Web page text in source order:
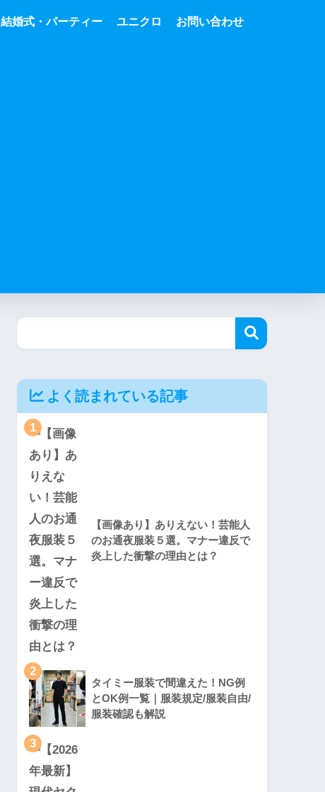
結婚式・パーティー ユニクロ お問い合わせ
よく読まれている記事
1
【画像あり】ありえない！芸能人
のお通夜服装５選。マナー違反で
炎上した衝撃の理由とは？
2
タイミー服装で間違えた！NG例
とOK例一覧｜服装規定/服装自由/
服装確認も解説
3